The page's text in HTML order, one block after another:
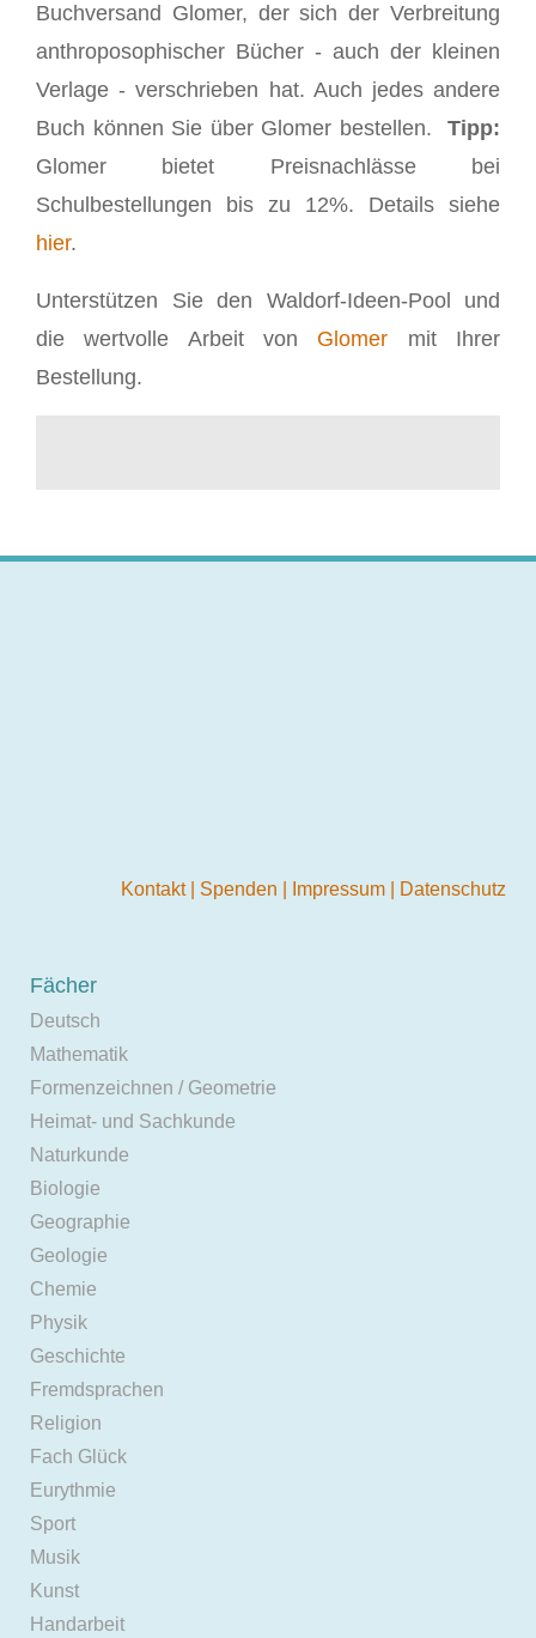
Buchversand Glomer, der sich der Verbreitung
anthroposophischer Bücher - auch der kleinen
Verlage - verschrieben hat. Auch jedes andere
Buch können Sie über Glomer bestellen. Tipp:
Glomer bietet Preisnachlässe bei
Schulbestellungen bis zu 12%. Details siehe
hier.
Unterstützen Sie den Waldorf-Ideen-Pool und
die wertvolle Arbeit von Glomer
mit Ihrer
Bestellung.
Kontakt Spenden Impressum Datenschutz
Fächer
Deutsch
Mathematik
Formenzeichnen / Geometrie
Heimat- und Sachkunde
Naturkunde
Biologie
Geographie
Geologie
Chemie
Physik
Geschichte
Fremdsprachen
Religion
Fach Glück
Eurythmie
Sport
Musik
Kunst
Handarbeit